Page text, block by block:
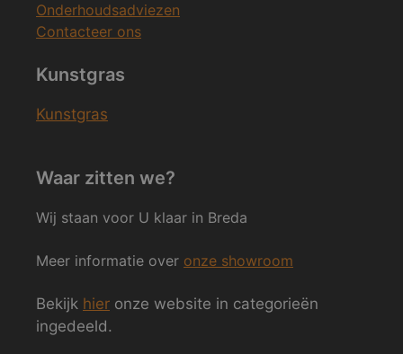
Onderhoudsadviezen
Contacteer ons
Kunstgras
Kunstgras
Waar zitten we?
Wij staan voor U klaar in Breda
Meer informatie over onze showroom
Bekijk hier onze website in categorieën
ingedeeld.